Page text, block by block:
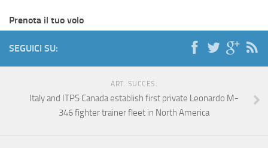
Prenota il tuo volo
SEGUICI SU:
ART. SUCCES.
Italy and ITPS Canada establish first private Leonardo M-
346 fighter trainer fleet in North America